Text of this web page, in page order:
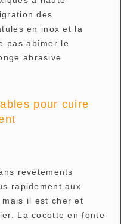
des
en inox et la
pas abîmer le
abrasive.
pour cuire
revêtements
rapidement aux
mais il est cher et
La cocotte en fonte